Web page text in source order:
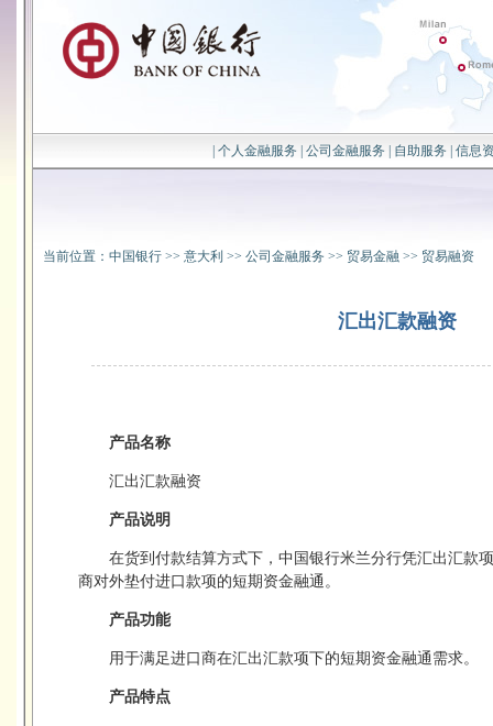
个人金融服务 公司金融服务 自助服务 信息
当前位置： 中国银行 >> 意大利 >> 公司金融服务 >> 贸易金融 >> 贸易融资
汇出汇款融资
产品名称
汇出汇款融资
产品说明
在货到付款结算方式下，中国银行米兰分行凭汇出汇款
商对外垫付进口款项的短期资金融通。
产品功能
用于满足进口商在汇出汇款项下的短期资金融通需求。
产品特点